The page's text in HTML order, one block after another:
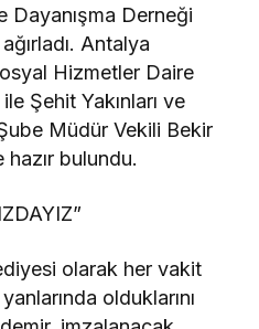
Dayanışma Derneği
Antalya
Hizmetler Daire
Şehit Yakınları ve
Müdür Vekili Bekir
bulundu.
olarak her vakit
olduklarını